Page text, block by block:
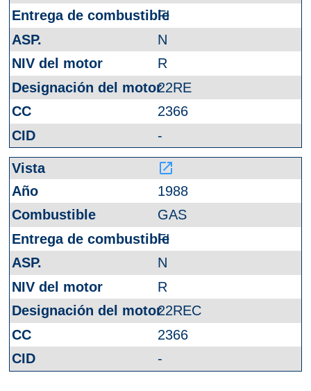
FI
N
R
22RE
2366
-
launch
1988
GAS
FI
N
R
22REC
2366
-